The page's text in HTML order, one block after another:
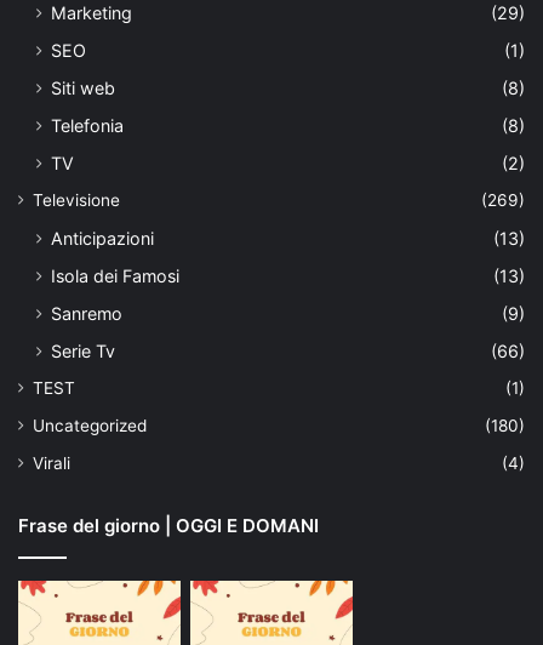
Marketing
(29)
SEO
(1)
Siti web
(8)
Telefonia
(8)
TV
(2)
Televisione (269)
Anticipazioni
(13)
Isola dei Famosi
(13)
Sanremo
(9)
Serie Tv
(66)
TEST
(1)
Uncategorized
(180)
Virali
(4)
Frase del giorno | OGGI E DOMANI